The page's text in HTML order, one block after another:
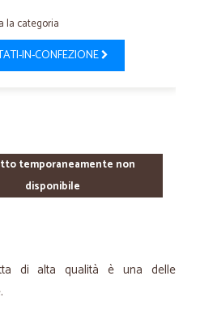
la categoria
IN-CONFEZIONE
temporaneamente non
disponibile
di alta qualità è una delle